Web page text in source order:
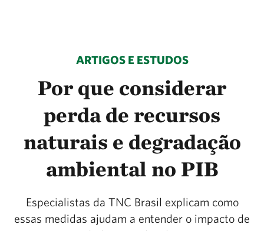
ARTIGOS E ESTUDOS
Por que considerar
perda de recursos
naturais e degradação
ambiental no PIB
Especialistas da TNC Brasil explicam como
essas medidas ajudam a entender o impacto de